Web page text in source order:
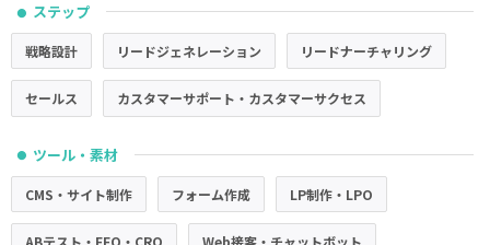
● ステップ
戦略設計 リードジェネレーション リードナーチャリング
セールス カスタマーサポート・カスタマーサクセス
● ツール・素材
CMS・サイト制作 フォーム作成 LP制作・LPO